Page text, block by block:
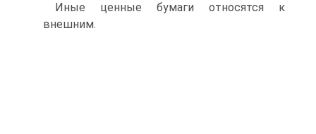
Иные ценные бумаги относятся к
внешним.